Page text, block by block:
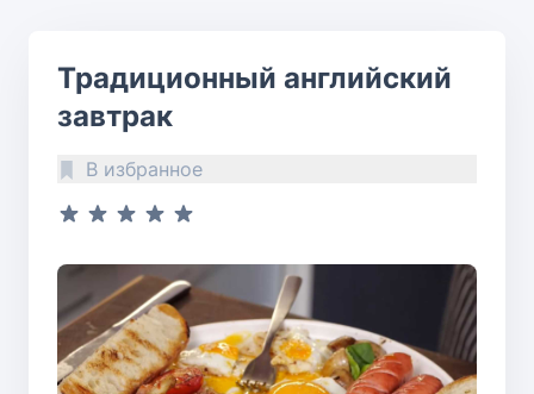
Традиционный английский
завтрак
В избранное